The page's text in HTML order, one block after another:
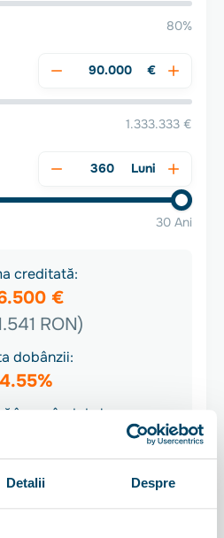
Detalii Despre
80%
€
1.333.333 €
Luni
30 Ani
creditată:
€
RON)
dobânzii:
4.55%
începând de la:
haide să
unui broker de credite